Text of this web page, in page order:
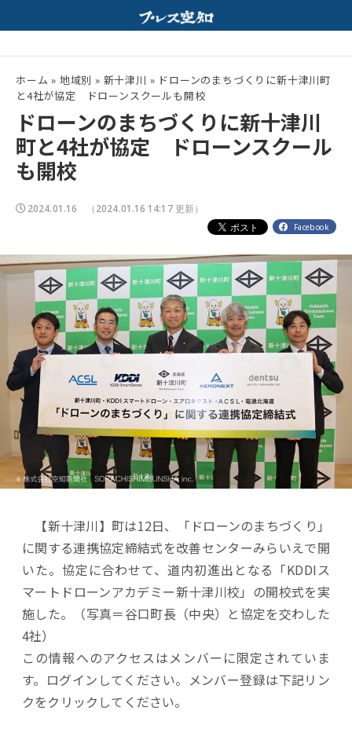
ホーム » 地域別 » 新十津川 » ドローンのまちづくりに新十津川町
と4社が協定 ドローンスクールも開校
ドローンのまちづくりに新十津川
町と4社が協定 ドローンスクール
も開校
2024.01.16 （2024.01.16 14:17 更新）
Facebook
【新十津川】町は12日、「ドローンのまちづくり」
に関する連携協定締結式を改善センターみらいえで開
いた。協定に合わせて、道内初進出となる「KDDIス
マートドローンアカデミー新十津川校」の開校式を実
施した。（写真＝谷口町長（中央）と協定を交わした
4社）
この情報へのアクセスはメンバーに限定されていま
す。ログインしてください。メンバー登録は下記リン
クをクリックしてください。